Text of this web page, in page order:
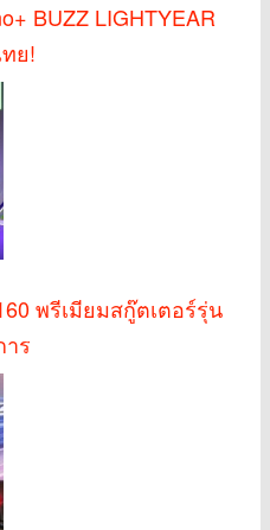
BUZZ LIGHTYEAR
ย!
พรีเมียมสกู๊ตเตอร์รุ่น
ร